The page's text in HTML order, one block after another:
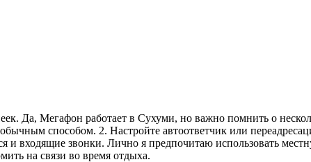
Да, Мегафон работает в Сухуми, но важно помнить о
способом. 2. Настройте автоответчик или
и входящие звонки. Лично я предпочитаю использовать
на связи во время отдыха.